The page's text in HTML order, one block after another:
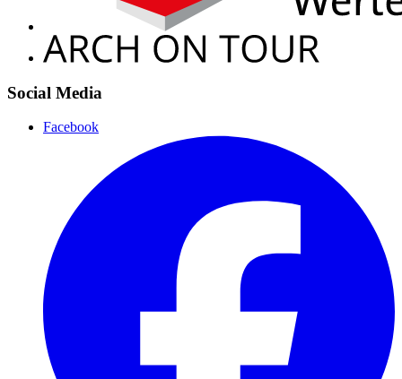
Social Media
Facebook